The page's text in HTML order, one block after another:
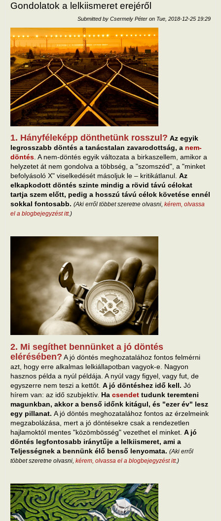
Gondolatok a lelkiismeret erejéről
Submitted by Csermely Péter on Tue, 2018-12-25 19:29
1. Hányféleképp dönthetünk rosszul? Az egyik
legrosszabb döntés a tanácstalan zavarodottság, a nem-
döntés . A nem-döntés egyik változata a birkaszellem, amikor a
helyzetet át nem gondolva a többség, a "szomszéd", a "minket
befolyásoló X" viselkedését másoljuk le – kritikátlanul. Az
elkapkodott döntés szinte mindig a rövid távú célokat
tartja szem előtt, pedig a hosszú távú célok követése ennél
sokkal fontosabb. (Aki erről többet szeretne olvasni, kérem, olvassa
el a blogbejegyzést itt.)
2. Mi segíthet bennünket a jó döntés
elérésében? A jó döntés meghozatalához fontos felmérni
azt, hogy erre alkalmas lelkiállapotban vagyok-e. Nagyon
hasznos példa a nyúl példája. A nyúl vagy figyel, vagy fut, de
egyszerre nem teszi a kettőt. A jó döntéshez idő kell. Jó
hírem van: az idő szubjektív. Ha csendet tudunk teremteni
magunkban, akkor a benső időnk kitágul, és "ezer év" lesz
egy pillanat. A jó döntés meghozatalához fontos az érzelmeink
megzabolázása, mert a jó döntésekre csak a rendezetlen
hajlamoktól mentes "közömbösség" vezethet el minket. A jó
döntés legfontosabb iránytűje a lelkiismeret, ami a
Teljességnek a bennünk élő benső lenyomata. (Aki erről
többet szeretne olvasni, kérem, olvassa el a blogbejegyzést itt.)